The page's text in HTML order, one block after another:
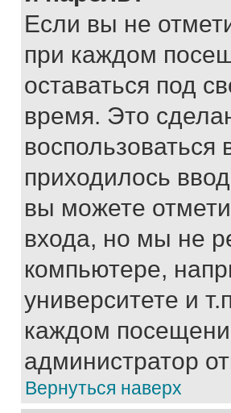
Если вы не
при каждом
оставаться под
время. Это
приходилось
вы можете
входа, но мы не
компьютере,
университете и
каждом
администратор
Вернуться наверх